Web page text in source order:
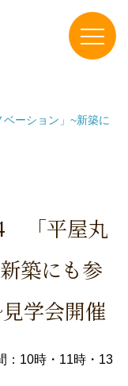
ーション」~新築に
「平屋丸
築にも参
学会開催
：10時・11時・13